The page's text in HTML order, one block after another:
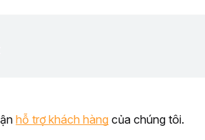
hỗ trợ khách hàng của chúng tôi.